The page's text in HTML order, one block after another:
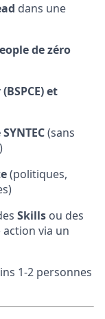
dans une
de zéro
et
(sans
(politiques,
Skills ou des
via un
1-2 personnes